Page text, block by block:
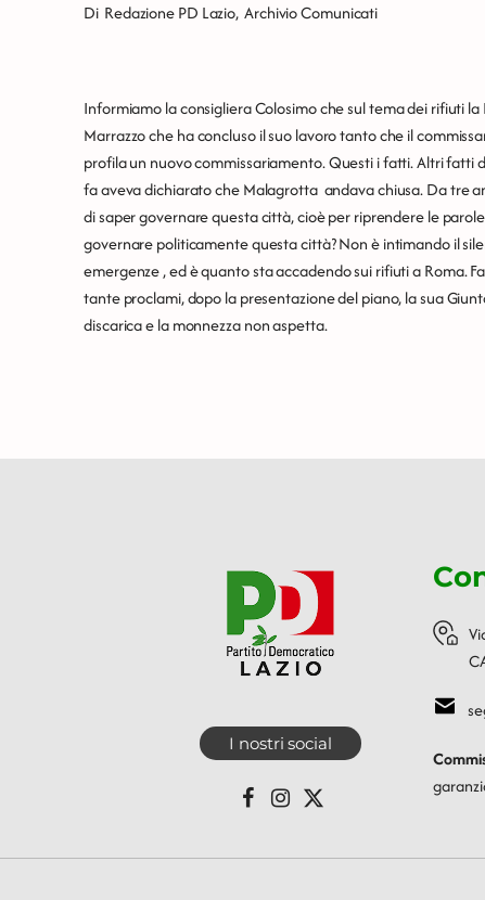
Di Redazione PD Lazio, Archivio Comunicati
Informiamo la consigliera Colosimo che sul tema dei rifiuti
Marrazzo che ha concluso il suo lavoro tanto che il
profila un nuovo commissariamento. Questi i fatti. Altri fatti
fa aveva dichiarato che Malagrotta andava chiusa. Da tre
di saper governare questa città, cioè per riprendere le
governare politicamente questa città? Non è intimando il
emergenze , ed è quanto sta accadendo sui rifiuti a Roma.
tante proclami, dopo la presentazione del piano, la sua
discarica e la monnezza non aspetta.
I nostri social